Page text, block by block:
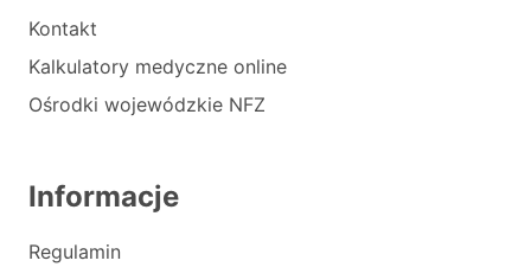
Kontakt
Kalkulatory medyczne online
Ośrodki wojewódzkie NFZ
Informacje
Regulamin